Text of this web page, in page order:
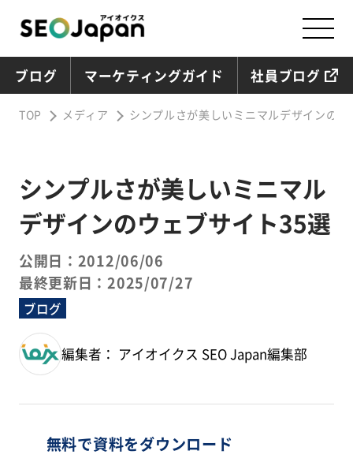
ブログ マーケティングガイド 社員ブログ
TOP メディア シンプルさが美しいミニマルデザインの
シンプルさが美しいミニマル
デザインのウェブサイト35選
公開日：2012/06/06
最終更新日：2025/07/27
ブログ
編集者： アイオイクス SEO Japan編集部
無料で資料をダウンロード